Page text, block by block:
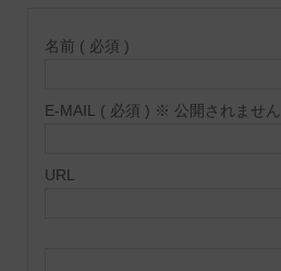
名前 ( 必須 )
E-MAIL ( 必須 ) ※ 公開されません
URL